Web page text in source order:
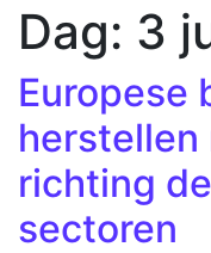
Dag: 3
Europese
herstellen
richting
sectoren